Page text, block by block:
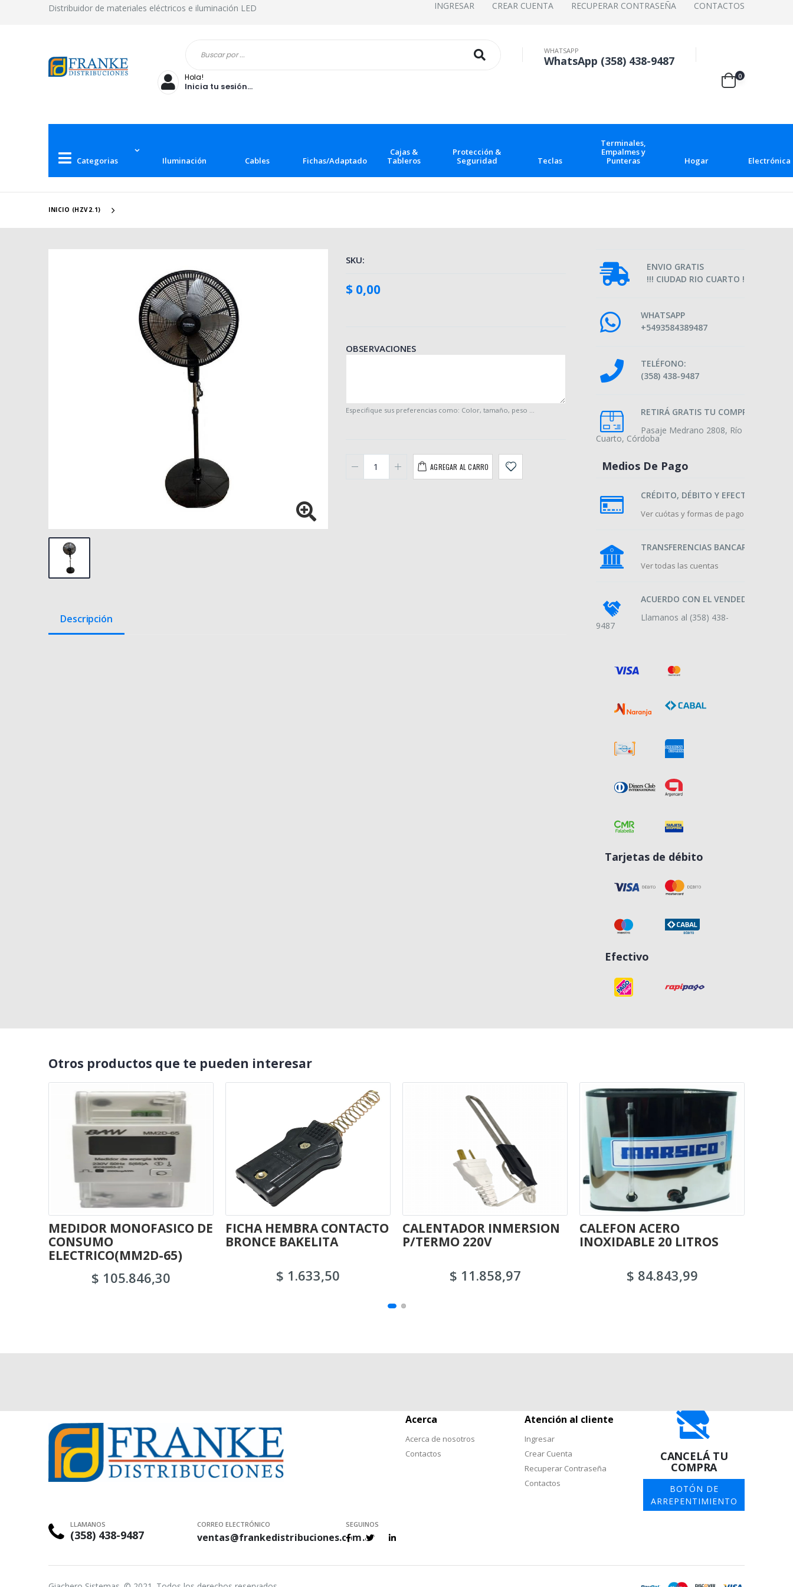
Distribuidor de materiales eléctricos e iluminación LED INGRESAR CREAR CUENTA RECUPERAR CONTRASEÑA CONTACTOS
WHATSAPP
WhatsApp (358) 438-9487
Hola!
Inicia tu sesión...
0
Categorias Iluminación Cables Fichas/Adaptadores
Cajas &
Tableros
Protección &
Seguridad
Teclas
Terminales,
Empalmes y
Punteras
Hogar Electrónica
INICIO (HZV2.1)
SKU:
$ 0,00
OBSERVACIONES
Especifique sus preferencias como: Color, tamaño, peso ...
AGREGAR AL CARRO
Descripción
ENVIO GRATIS
!!! CIUDAD RIO CUARTO !!!
WHATSAPP
+5493584389487
TELÉFONO:
(358) 438-9487
RETIRÁ GRATIS TU COMPRA
Pasaje Medrano 2808, Río
Cuarto, Córdoba
Medios De Pago
CRÉDITO, DÉBITO Y EFECTIVO
Ver cuótas y formas de pago
TRANSFERENCIAS BANCARIAS
Ver todas las cuentas
ACUERDO CON EL VENDEDOR
Llamanos al (358) 438-
9487
Tarjetas de débito
Efectivo
Otros productos que te pueden interesar
MEDIDOR MONOFASICO DE
CONSUMO
ELECTRICO(MM2D-65)
$ 105.846,30
FICHA HEMBRA CONTACTO
BRONCE BAKELITA
$ 1.633,50
CALENTADOR INMERSION
P/TERMO 220V
$ 11.858,97
CALEFON ACERO
INOXIDABLE 20 LITROS
$ 84.843,99
LLAMANOS
(358) 438-9487
CORREO ELECTRÓNICO
ventas@frankedistribuciones.com.ar
SEGUINOS
Acerca
Acerca de nosotros
Contactos
Atención al cliente
Ingresar
Crear Cuenta
Recuperar Contraseña
Contactos
CANCELÁ TU
COMPRA
BOTÓN DE
ARREPENTIMIENTO